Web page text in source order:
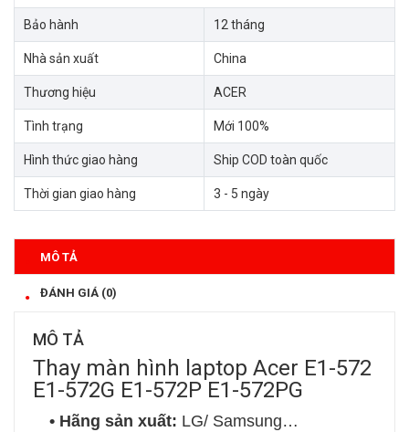
Bảo hành 12 tháng
Nhà sản xuất China
Thương hiệu ACER
Tình trạng Mới 100%
Hình thức giao hàng Ship COD toàn quốc
Thời gian giao hàng 3 - 5 ngày
MÔ TẢ
ĐÁNH GIÁ (0)
MÔ TẢ
Thay màn hình laptop Acer E1-572
E1-572G E1-572P E1-572PG
• Hãng sản xuất: LG/ Samsung…